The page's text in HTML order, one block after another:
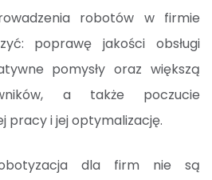
robotów w firmie
poprawę jakości obsługi
pomysły oraz większą
a także poczucie
pracy i jej optymalizację.
dla firm nie są